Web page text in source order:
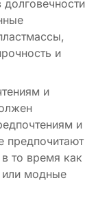
и
и
и
предпочитают
в то время как
или модные